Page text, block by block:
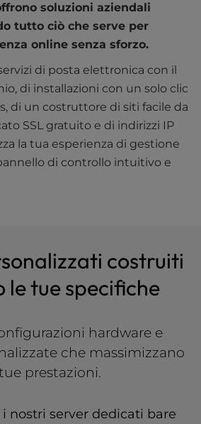
soluzioni aziendali
tutto ciò che serve per
online senza sforzo.
di posta elettronica con il
di installazioni con un solo clic
di un costruttore di siti facile da
SSL gratuito e di indirizzi IP
la tua esperienza di gestione
di controllo intuitivo e
costruiti
le tue specifiche
hardware e
che massimizzano
prestazioni.
nostri server dedicati bare